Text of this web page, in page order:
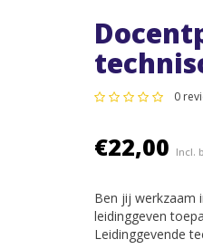
0
€22,00 Incl.
Ben jij werkzaam
leidinggeven
Leidinggevende